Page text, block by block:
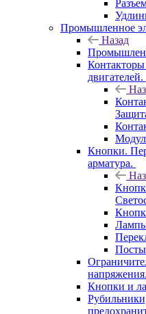
Промышленное
Назад
Контакторы
двигателей.
Кнопки.
арматура.
напряжения.
Кнопки и